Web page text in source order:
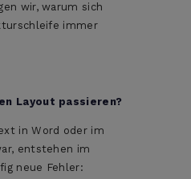
wir, warum sich
immer
Layout passieren?
in Word oder im
entstehen im
neue Fehler: